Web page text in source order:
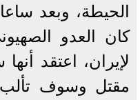
الحيطة، وبعد
كان العدو
لإيران، اعتقد
مقتل وسوف تألب